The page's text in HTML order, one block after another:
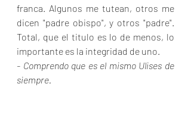
franca. Algunos me tutean, otros me
dicen "padre obispo", y otros "padre".
Total, que el titulo es lo de menos, lo
importante es la integridad de uno.
- Comprendo que es el mismo Ulises de
siempre.